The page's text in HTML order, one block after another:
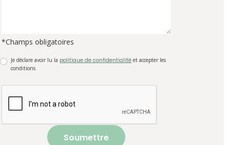
*Champs obligatoires
Je déclare avoir lu la politique de confidentialité et accepter les
conditions
Soumettre